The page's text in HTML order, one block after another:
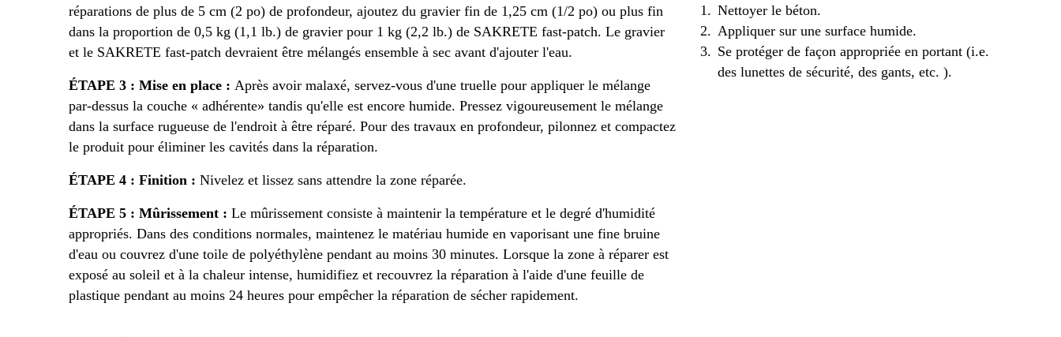
réparations de plus de 5 cm (2 po) de profondeur, ajoutez du gravier fin de 1,25 cm (1/2 po) ou plus fin
dans la proportion de 0,5 kg (1,1 lb.) de gravier pour 1 kg (2,2 lb.) de SAKRETE fast-patch. Le gravier
et le SAKRETE fast-patch devraient être mélangés ensemble à sec avant d'ajouter l'eau.
ÉTAPE 3 : Mise en place : Après avoir malaxé, servez-vous d'une truelle pour appliquer le mélange
par-dessus la couche « adhérente» tandis qu'elle est encore humide. Pressez vigoureusement le mélange
dans la surface rugueuse de l'endroit à être réparé. Pour des travaux en profondeur, pilonnez et compactez
le produit pour éliminer les cavités dans la réparation.
ÉTAPE 4 : Finition : Nivelez et lissez sans attendre la zone réparée.
ÉTAPE 5 : Mûrissement : Le mûrissement consiste à maintenir la température et le degré d'humidité
appropriés. Dans des conditions normales, maintenez le matériau humide en vaporisant une fine bruine
d'eau ou couvrez d'une toile de polyéthylène pendant au moins 30 minutes. Lorsque la zone à réparer est
exposé au soleil et à la chaleur intense, humidifiez et recouvrez la réparation à l'aide d'une feuille de
plastique pendant au moins 24 heures pour empêcher la réparation de sécher rapidement.
Nettoyer le béton.
Appliquer sur une surface humide.
Se protéger de façon appropriée en portant (i.e.
des lunettes de sécurité, des gants, etc. ).